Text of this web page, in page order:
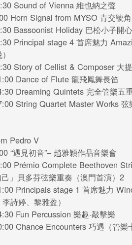
Sound of Vienna 維也納之聲
Horn Signal from MYSO 青交號
Bassoonist Holiday 巴松小子開
Principal stage 4 首席魅力
Story of Cellist & Composer 大
Dance of Flute 龍飛鳳舞長笛
Dreaming Quintets 完全管樂五
String Quartet Master Works 弦
Pedro V
“遇見初音”– 趙雅穎作品音樂會
Prémio Complete Beethoven
」貝多芬弦樂重奏（澳門首演）2
Principals stage 1 首席魅力
詩婷、黎雅盈）
Fun Percussion 樂趣·敲擊樂
Chance Encounters 巧遇（管樂